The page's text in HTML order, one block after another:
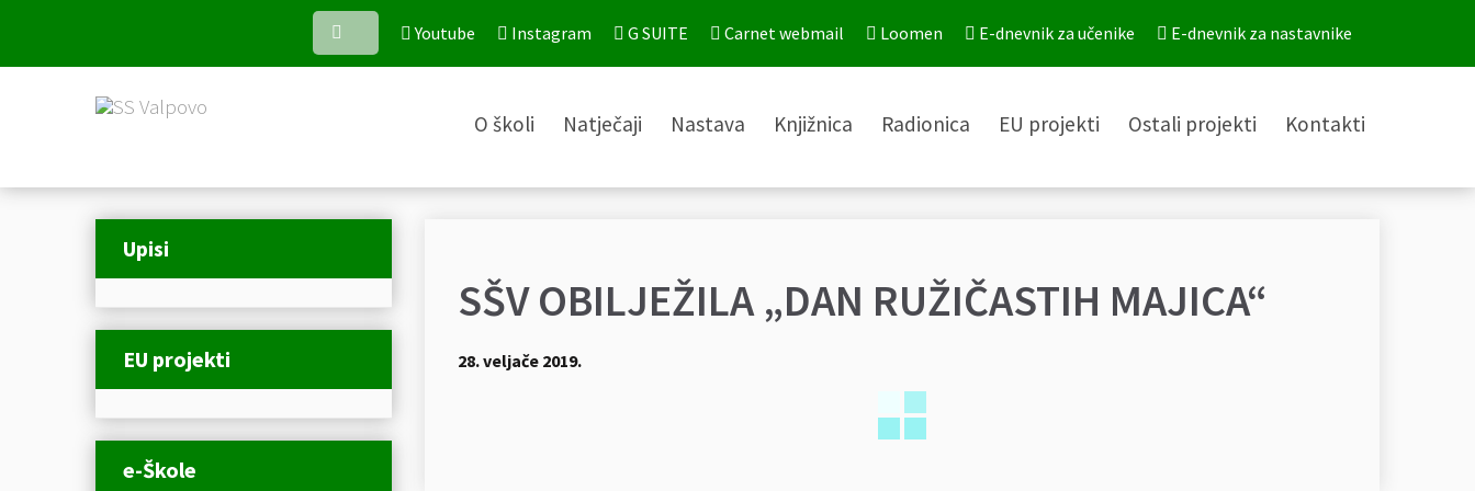
Youtube Instagram G SUITE Carnet webmail Loomen E-dnevnik za učenike E-dnevnik za nastavnike
O školi Natječaji Nastava Knjižnica Radionica EU projekti Ostali projekti Kontakti
Upisi
EU projekti
e-Škole
SŠV OBILJEŽILA „DAN RUŽIČASTIH MAJICA“
28. veljače 2019.